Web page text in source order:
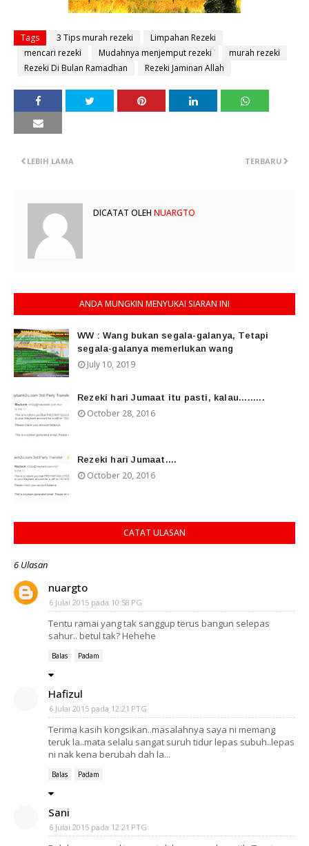
Tags 3 Tips murah rezeki
Limpahan Rezeki
mencari rezeki
Mudahnya menjemput rezeki
murah rezeki
Rezeki Di Bulan Ramadhan
Rezeki Jaminan Allah
TERBARU
LEBIH LAMA
DICATAT OLEH NUARGTO
ANDA MUNGKIN MENYUKAI SIARAN INI
WW : Wang bukan segala-galanya, Tetapi
segala-galanya memerlukan wang
July 10, 2019
Rezeki hari Jumaat itu pasti, kalau.........
October 28, 2016
Rezeki hari Jumaat....
October 20, 2016
CATAT ULASAN
6 Ulasan
nuargto
6 Julai 2015 pada 10:58 PG
Tentu ramai yang tak sanggup terus bangun selepas
sahur.. betul tak? Hehehe
Balas Padam
Hafizul
6 Julai 2015 pada 12:21 PTG
Terima kasih kongsikan..masalahnya saya ni memang
teruk la..mata selalu sangat suruh tidur lepas subuh..lepas
ni nak kena berubah dah la...
Balas Padam
Sani
6 Julai 2015 pada 12:21 PTG